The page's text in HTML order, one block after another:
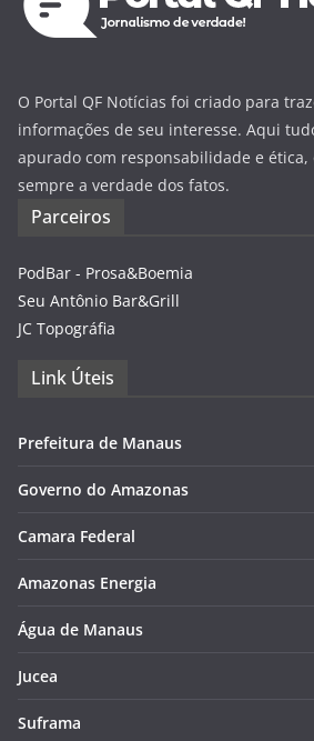
O Portal QF Notícias foi criado para
informações de seu interesse. Aqui
apurado com responsabilidade e ética,
sempre a verdade dos fatos.
Parceiros
PodBar - Prosa&Boemia
Seu Antônio Bar&Grill
JC Topográfia
Link Úteis
Prefeitura de Manaus
Governo do Amazonas
Camara Federal
Amazonas Energia
Água de Manaus
Jucea
Suframa